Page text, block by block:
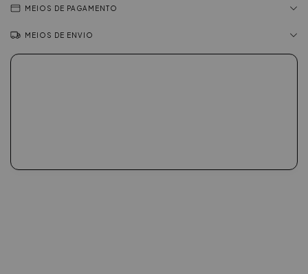
MEIOS DE PAGAMENTO
MEIOS DE ENVIO